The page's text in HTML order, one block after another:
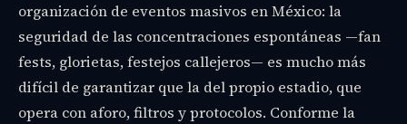
organización de eventos masivos en México: la
seguridad de las concentraciones espontáneas —fan
fests, glorietas, festejos callejeros— es mucho más
difícil de garantizar que la del propio estadio, que
opera con aforo, filtros y protocolos. Conforme la